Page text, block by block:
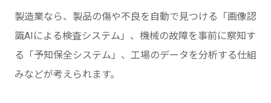
製造業なら、製品の傷や不良を自動で見つける「画像認
識AIによる検査システム」、機械の故障を事前に察知す
る「予知保全システム」、工場のデータを分析する仕組
みなどが考えられます。